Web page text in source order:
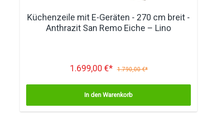
Küchenzeile mit E-Geräten - 270 cm breit -
Anthrazit San Remo Eiche – Lino
1.699,00 €* 1.790,00 €*
In den Warenkorb